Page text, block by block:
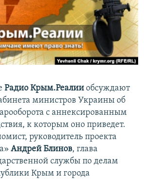
КРЫМА
Радио Крым.Реалии обсуждают
министров Украины об
с аннексированным
к которым оно приведет.
руководитель проекта
Андрей Блинов, глава
службы по делам
Крым и города